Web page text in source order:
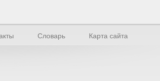
Словарь Карта сайта